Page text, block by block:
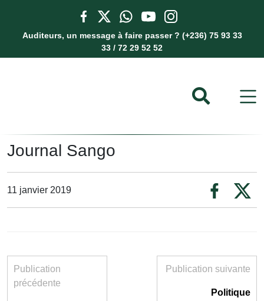
Auditeurs, un message à faire passer ? (+236) 75 93 33
33 / 72 29 52 52
Journal Sango
11 janvier 2019
Publication
précédente
Publication suivante
Politique